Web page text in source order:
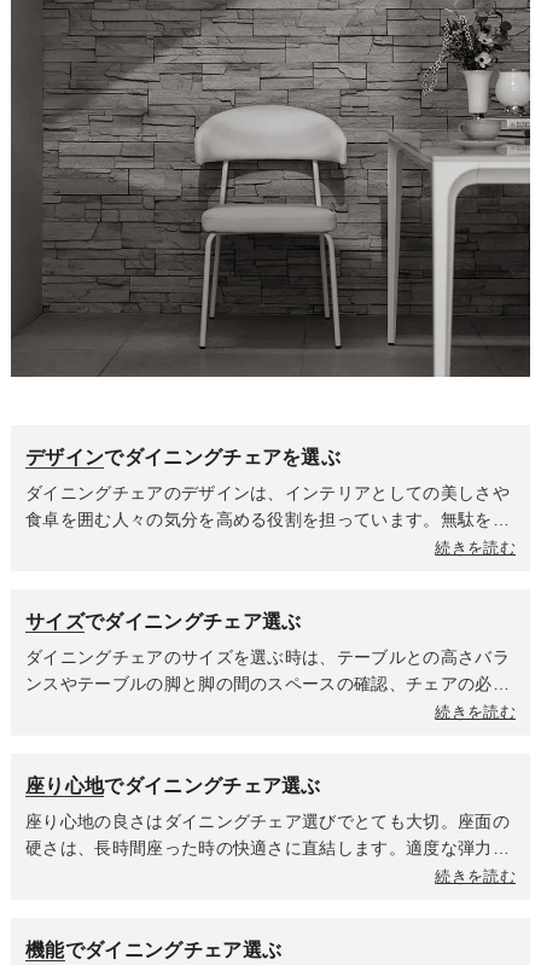
デザインでダイニングチェアを選ぶ
ダイニングチェアのデザインは、インテリアとしての美しさや
食卓を囲む人々の気分を高める役割を担っています。無駄をそ
ぎ落としたミニマルなフォルム・直線的なライン・モノトーン
木目を活かしていて、丸みを帯びた優しいフォルムが特徴の北
欧デザインは温かく居心地の良い雰囲気を作り出します。流行
に左右されず長く愛されるデザインが多いのも魅力です。ダイ
ニングテーブルや周囲のインテリアの雰囲気に統一するのか、
続きを読む
サイズでダイニングチェア選ぶ
ダイニングチェアのサイズを選ぶ時は、テーブルとの高さバラ
ンスやテーブルの脚と脚の間のスペースの確認、チェアの必要
動線スペースを考慮しながらサイズを選ぶことをオススメしま
アはテーブルの中にチェアをしまえるのかどうかに影響する肘
掛けの高さとダイニングテーブル天板下までの高さ確認を忘れ
ずに。全体のサイズだけでなく、座る部分の有効スペースがど
のくらい確保できるのかで座り心地が変わるため、事前に確認
続きを読む
座り心地でダイニングチェア選ぶ
座り心地の良さはダイニングチェア選びでとても大切。座面の
硬さは、長時間座った時の快適さに直結します。適度な弾力性
があるものは長時間座ってもお尻が痛くなりにくく、姿勢も安
用が多い方や座面にクッションを敷いて使いたい方に選ばれて
続きを読む
機能でダイニングチェア選ぶ